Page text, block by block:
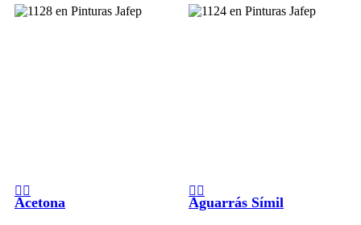
Acetona Aguarrás Símil